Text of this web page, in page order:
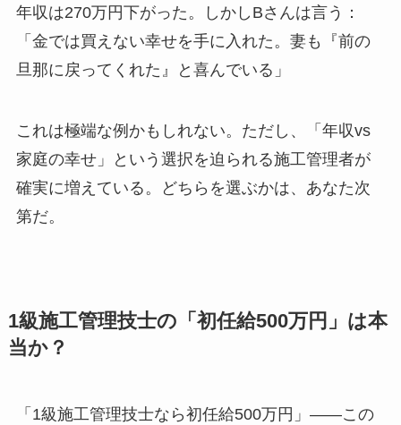
年収は270万円下がった。しかしBさんは言う：
「金では買えない幸せを手に入れた。妻も『前の
旦那に戻ってくれた』と喜んでいる」
これは極端な例かもしれない。ただし、「年収vs
家庭の幸せ」という選択を迫られる施工管理者が
確実に増えている。どちらを選ぶかは、あなた次
第だ。
1級施工管理技士の「初任給500万円」は本
当か？
「1級施工管理技士なら初任給500万円」——この